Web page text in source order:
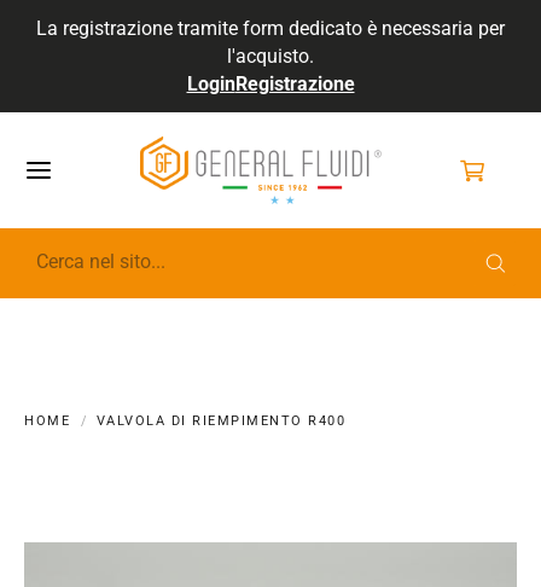
La registrazione tramite form dedicato è necessaria per
l'acquisto.
LoginRegistrazione
GENERALFLUIDI
HOME VALVOLA DI RIEMPIMENTO R400